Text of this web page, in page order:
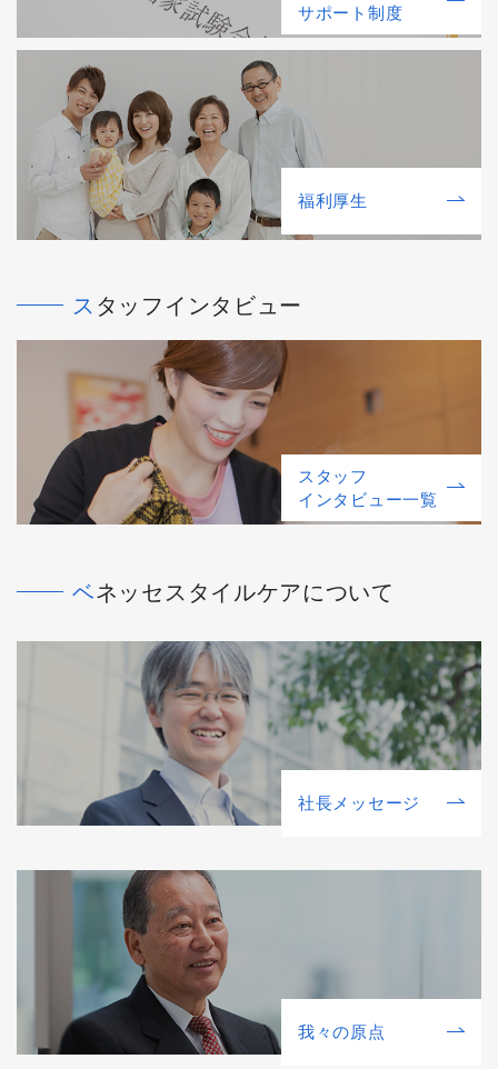
サポート制度
福利厚⽣
スタッフインタビュー
スタッフ
インタビュー一覧
ベネッセスタイルケアについて
社⻑メッセージ
我々の原点